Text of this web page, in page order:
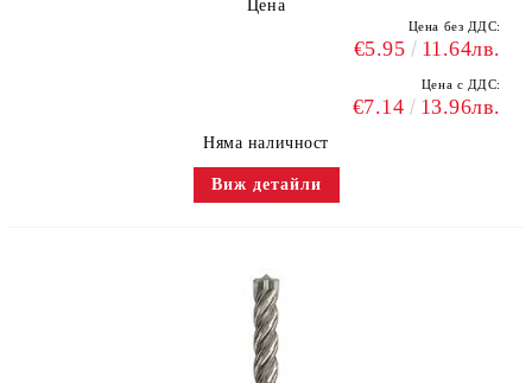
Цена
Цена без ДДС:
€5.95 11.64лв.
Цена с ДДС:
€7.14 13.96лв.
Няма наличност
Виж детайли